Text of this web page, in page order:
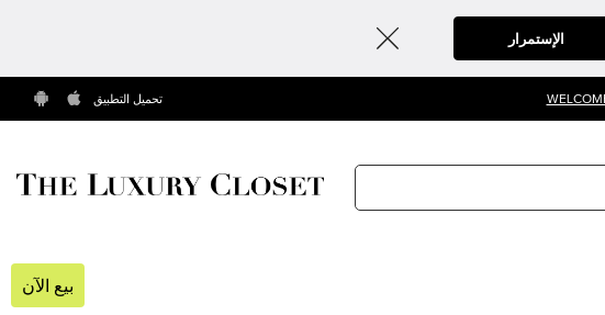
الإستمرار
تحميل التطبيق
بيع الآن